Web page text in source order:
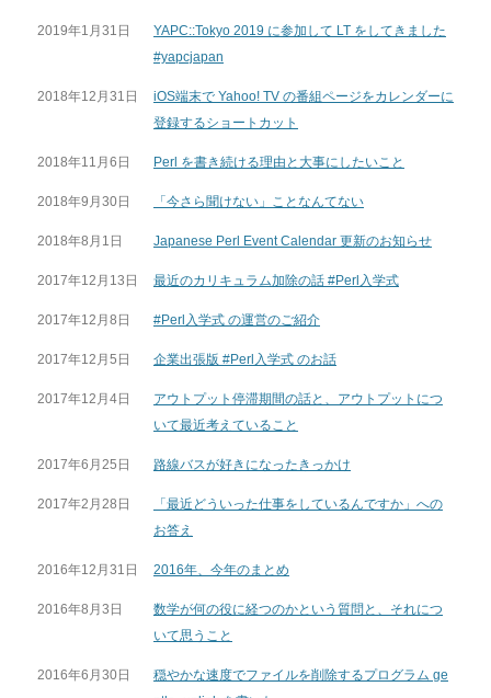
2019年1月31日
YAPC::Tokyo 2019 に参加して LT をしてきました
#yapcjapan
2018年12月31日
iOS端末で Yahoo! TV の番組ページをカレンダーに
登録するショートカット
2018年11月6日 Perl を書き続ける理由と大事にしたいこと
2018年9月30日 「今さら聞けない」ことなんてない
2018年8月1日 Japanese Perl Event Calendar 更新のお知らせ
2017年12月13日 最近のカリキュラム加除の話 #Perl入学式
2017年12月8日 #Perl入学式 の運営のご紹介
2017年12月5日 企業出張版 #Perl入学式 のお話
2017年12月4日
アウトプット停滞期間の話と、アウトプットにつ
いて最近考えていること
2017年6月25日 路線バスが好きになったきっかけ
2017年2月28日
「最近どういった仕事をしているんですか」への
お答え
2016年12月31日 2016年、今年のまとめ
2016年8月3日
数学が何の役に経つのかという質問と、それにつ
いて思うこと
2016年6月30日
穏やかな速度でファイルを削除するプログラム ge